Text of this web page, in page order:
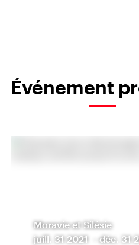
Événement
Moravie et Silésie
juill. 31 2021
-déc. 31